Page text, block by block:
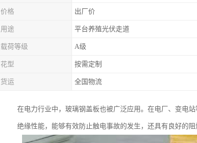
价格 出厂价
用途 平台养殖光伏走道
载荷等级 A级
花型 按需定制
货运 全国物流
在电力行业中，玻璃钢盖板也被广泛应用。在电厂、变电
绝缘性能，能够有效防止触电事故的发生，还具有良好的